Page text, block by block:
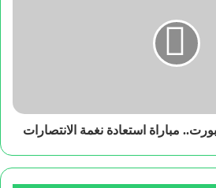
مباراة استعادة نغمة الانتصارات